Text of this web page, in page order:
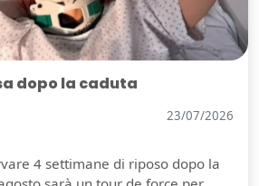
dopo la caduta
23/07/2026
4 settimane di riposo dopo la